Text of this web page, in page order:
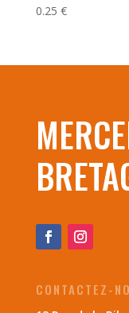
0.25 €
CONTACTEZ-